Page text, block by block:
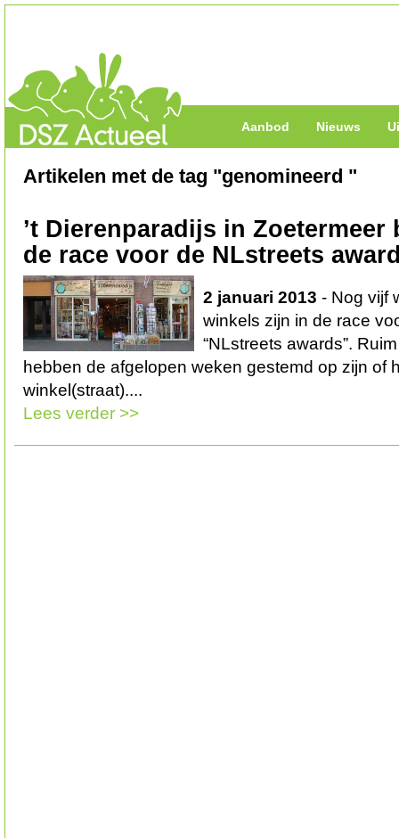
Aanbod Nieuws
Artikelen met de tag "genomineerd "
’t Dierenparadijs in Zoetermeer
de race voor de NLstreets
2 januari 2013 - Nog vijf
winkels zijn in de race
“NLstreets awards”.
hebben de afgelopen weken gestemd op zijn of
winkel(straat)....
Lees verder >>